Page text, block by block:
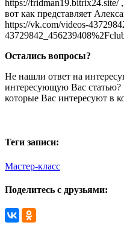
https://fridman19.bitrix24.site/
вот как представляет
https://vk.com/videos-
Остались вопросы?
Не нашли ответ на
интересующую Вас статью?
которые Вас интересуют в
Теги записи:
Мастер-класс
Поделитесь с друзьями: